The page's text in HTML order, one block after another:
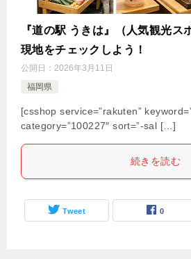
『道の駅 うきは』（人気観光ス
現地をチェックしよう！
公開日： 2026年3月11日
福岡県
[csshop service=”rakuten”
category=”100227″ sort=”-sal […]
続きを読む
Tweet 0